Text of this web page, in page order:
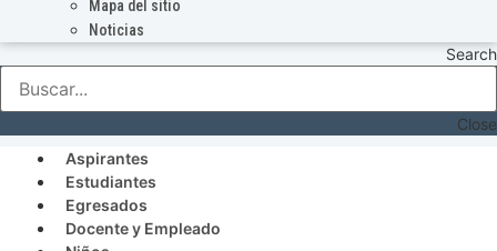
Mapa del sitio
Noticias
Search
Close
Aspirantes
Estudiantes
Egresados
Docente y Empleado